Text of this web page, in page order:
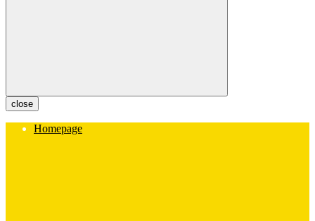
close
Homepage